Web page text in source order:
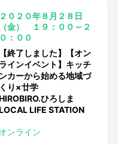
２０２０年８月２８日
（金） １９：００～２
０：００
【終了しました】【オン
ラインイベント】キッチ
ンカーから始める地域づ
くり×廿学
ひろしま
LIFE STATION
オンライン